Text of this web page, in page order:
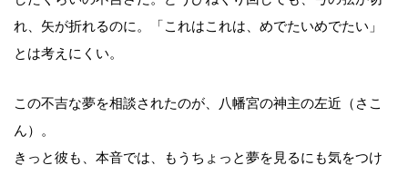
れ、矢が折れるのに。「これはこれは、めでたいめでたい」
とは考えにくい。
この不吉な夢を相談されたのが、八幡宮の神主の左近（さこ
ん）。
きっと彼も、本音では、もうちょっと夢を見るにも気をつけ